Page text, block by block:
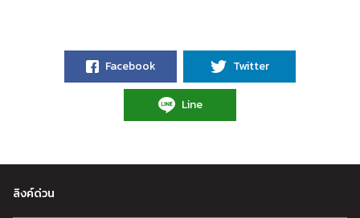
Facebook Twitter
Line
ลิงค์ด่วน